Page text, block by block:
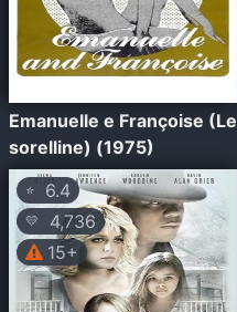
Emanuelle e Françoise (Le
sorelline) (1975)
⭐ 6.4
💛
4,736
15+